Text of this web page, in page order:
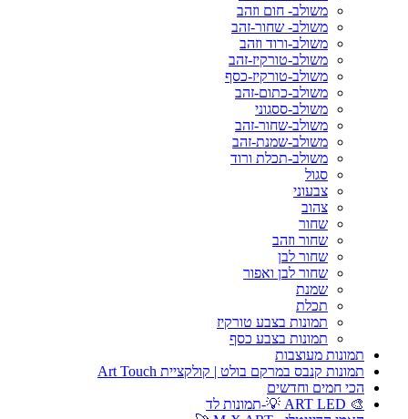
משולב- חום וזהב
משולב- שחור-זהב
משולב-ורוד וזהב
משולב-טורקיז-זהב
משולב-טורקיז-כסף
משולב-כתום-זהב
משולב-ססגוני
משולב-שחור-זהב
משולב-שמנת-זהב
משולב-תכלת ורוד
סגול
צבעוני
צהוב
שחור
שחור וזהב
שחור לבן
שחור לבן ואפור
שמנת
תכלת
תמונות בצבע טורקיז
תמונות בצבע כסף
תמונות מעוצבות
תמונות קנבס במרקם בולט | קולקציית Art Touch
הכי חמים וחדשים
🎨 ART LED 💡-תמונות לד